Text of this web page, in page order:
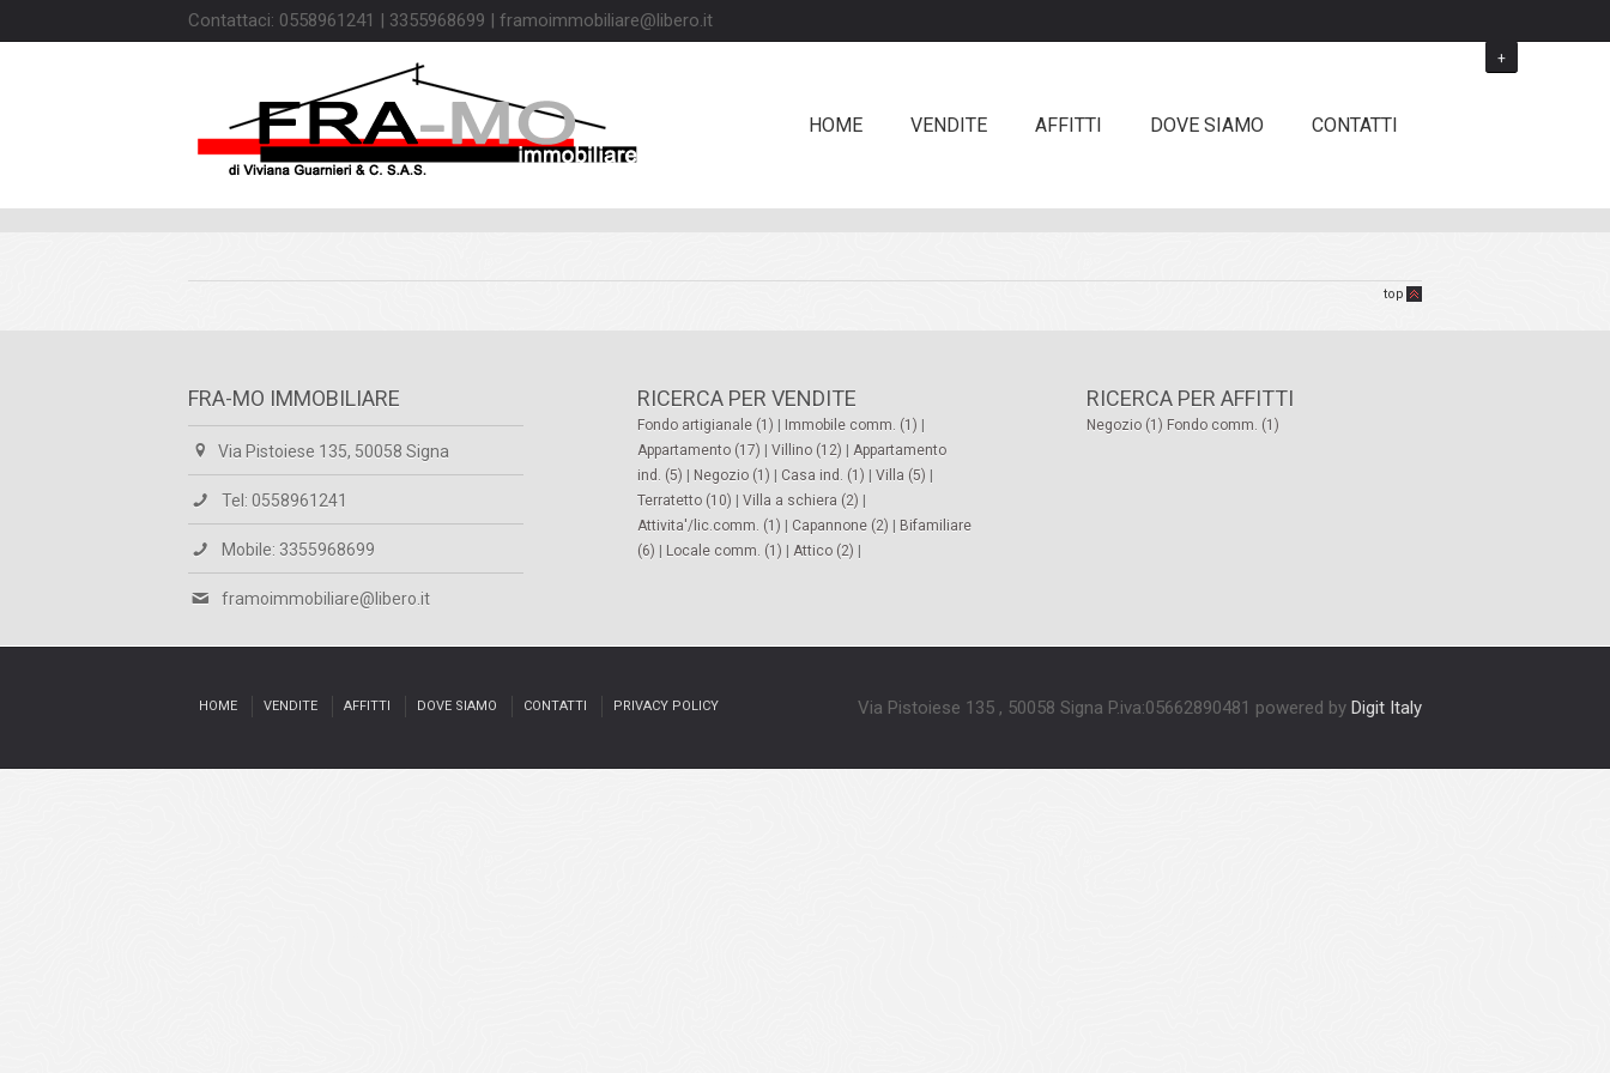
Contattaci: 0558961241 | 3355968699 | framoimmobiliare@libero.it
+
HOME VENDITE AFFITTI DOVE SIAMO CONTATTI
top
FRA-MO IMMOBILIARE
Via Pistoiese 135, 50058 Signa
Tel: 0558961241
Mobile: 3355968699
framoimmobiliare@libero.it
RICERCA PER VENDITE
Fondo artigianale (1) Immobile comm. (1)
Appartamento (17)
Villino (12)
Appartamento
ind. (5)
Negozio (1) Casa ind. (1) Villa (5)
Terratetto (10)
Villa a schiera (2)
Attivita'/lic.comm. (1)
Capannone (2)
Bifamiliare
(6)
Locale comm. (1) Attico (2)
RICERCA PER AFFITTI
Negozio (1) Fondo comm. (1)
HOME VENDITE AFFITTI DOVE SIAMO CONTATTI PRIVACY POLICY Via Pistoiese 135 , 50058 Signa P.iva:05662890481 powered by Digit Italy